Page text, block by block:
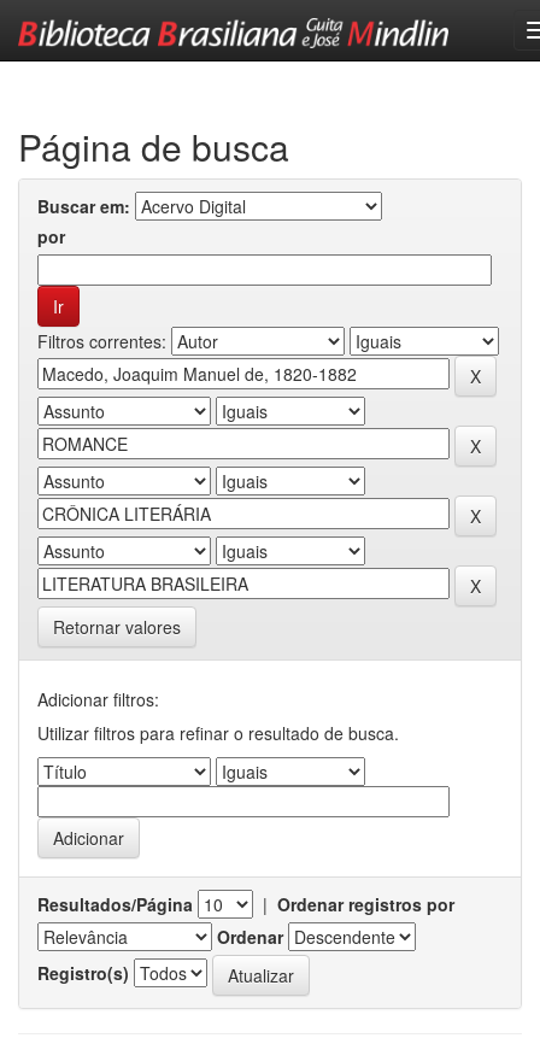
Página de busca
Buscar em:
por
Filtros correntes:
Retornar valores
Adicionar filtros:
Utilizar filtros para refinar o resultado de busca.
Resultados/Página | Ordenar registros por
Ordenar
Registro(s)